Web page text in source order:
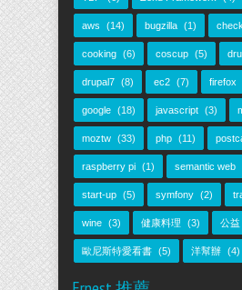
aws (14) bugzilla (1)
cooking (6) coscup (5)
drupal7 (8) ec2 (7) firefox
google (18) javascript (3)
moztw (33) php (11)
raspberry pi (1) semantic web
start-up (5) symfony (2)
wine (3) 健康料理 (3) 公益
歐尼斯特愛看書 (5) 洋幫辦 (4)